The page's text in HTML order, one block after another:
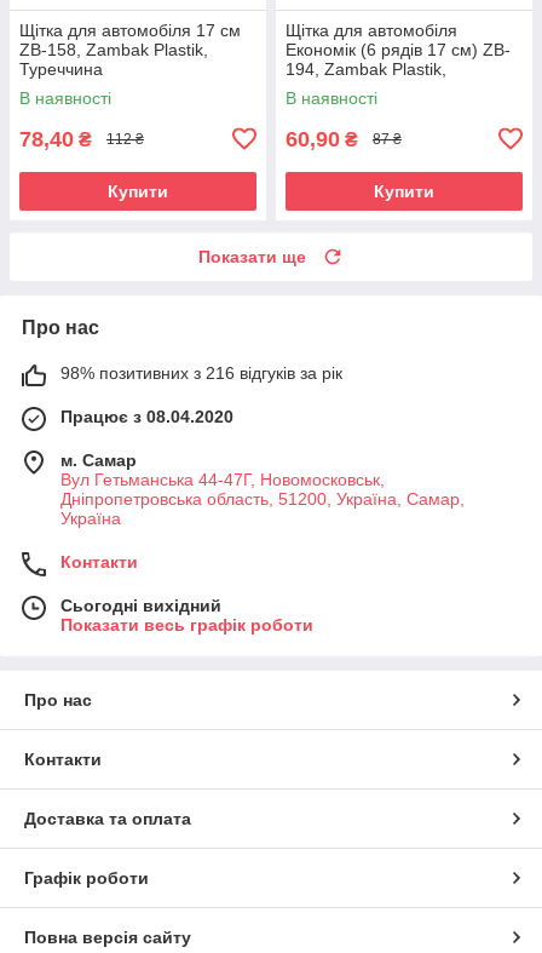
Щітка для автомобіля 17 см
ZB-158, Zambak Plastik,
Туреччина
В наявності
78,40 ₴ 112 ₴
Купити
Щітка для автомобіля
Економік (6 рядів 17 см) ZB-
194, Zambak Plastik,
Туреччина
В наявності
60,90 ₴ 87 ₴
Купити
Показати ще
Про нас
98% позитивних з 216 відгуків за рік
Працює з 08.04.2020
м. Самар
Вул Гетьманська 44-47Г, Новомосковськ,
Днiпропетровська область, 51200, Україна, Самар,
Україна
Контакти
Сьогодні вихідний
Показати весь графік роботи
Про нас
Контакти
Доставка та оплата
Графік роботи
Повна версія сайту